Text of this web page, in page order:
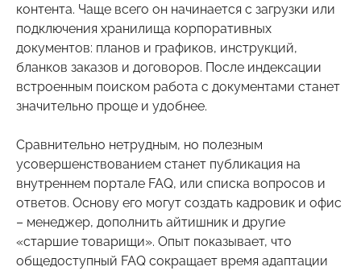
контента. Чаще всего он начинается с загрузки или
подключения хранилища корпоративных
документов: планов и графиков, инструкций,
бланков заказов и договоров. После индексации
встроенным поиском работа с документами станет
значительно проще и удобнее.
Сравнительно нетрудным, но полезным
усовершенствованием станет публикация на
внутреннем портале FAQ, или списка вопросов и
ответов. Основу его могут создать кадровик и офис
– менеджер, дополнить айтишник и другие
«старшие товарищи». Опыт показывает, что
общедоступный FAQ сокращает время адаптации